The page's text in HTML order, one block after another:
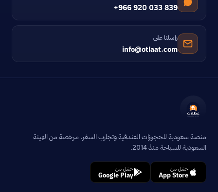
+966 920 033 839
راسلنا على
info@otlaat.com
منصة سعودية للحجوزات الفندقية وتجارب السفر. مرخصة من الهيئة
السعودية للسياحة منذ 2014.
حمّل من
App Store
حمّل من
Google Play